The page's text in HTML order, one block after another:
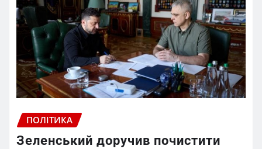
ПОЛІТИКА
Зеленський доручив почистити